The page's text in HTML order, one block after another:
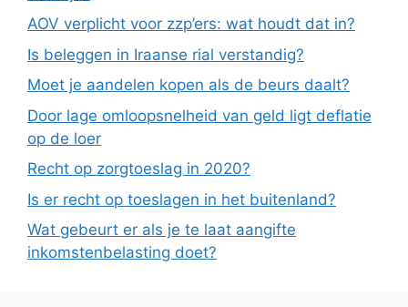
AOV verplicht voor zzp’ers: wat houdt dat in?
Is beleggen in Iraanse rial verstandig?
Moet je aandelen kopen als de beurs daalt?
Door lage omloopsnelheid van geld ligt deflatie
op de loer
Recht op zorgtoeslag in 2020?
Is er recht op toeslagen in het buitenland?
Wat gebeurt er als je te laat aangifte
inkomstenbelasting doet?